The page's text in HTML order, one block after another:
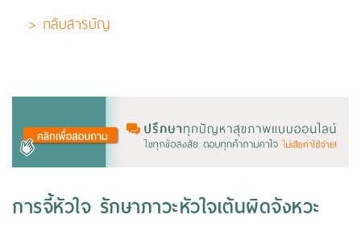
> กลับสารบัญ
การจี้หัวใจ รักษาภาวะหัวใจเต้นผิดจังหวะ